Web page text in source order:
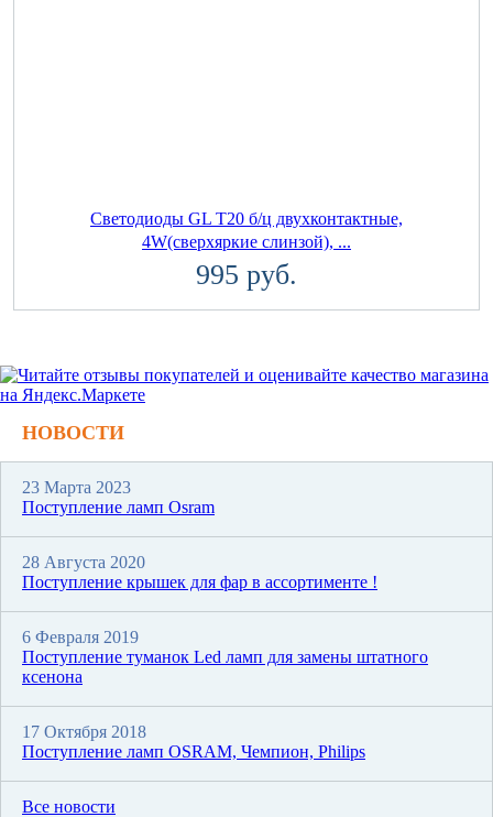
Светодиоды GL T20 б/ц двухконтактные,
4W(сверхяркие слинзой), ...
995 руб.
НОВОСТИ
23 Марта 2023
Поступление ламп Osram
28 Августа 2020
Поступление крышек для фар в ассортименте !
6 Февраля 2019
Поступление туманок Led ламп для замены штатного
ксенона
17 Октября 2018
Поступление ламп OSRAM, Чемпион, Philips
Все новости